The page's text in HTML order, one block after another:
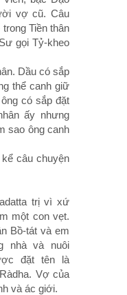
vợ cũ. Câu
Tiền thân
gọi Tỷ-kheo
Dầu có sắp
thể canh giữ
có sắp đặt
ấy nhưng
sao ông canh
câu chuyện
trị vì xứ
một con vẹt.
Bồ-tát và em
nhà và nuôi
đặt tên là
Vợ của
và ác giới.